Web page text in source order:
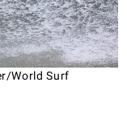
World Surf